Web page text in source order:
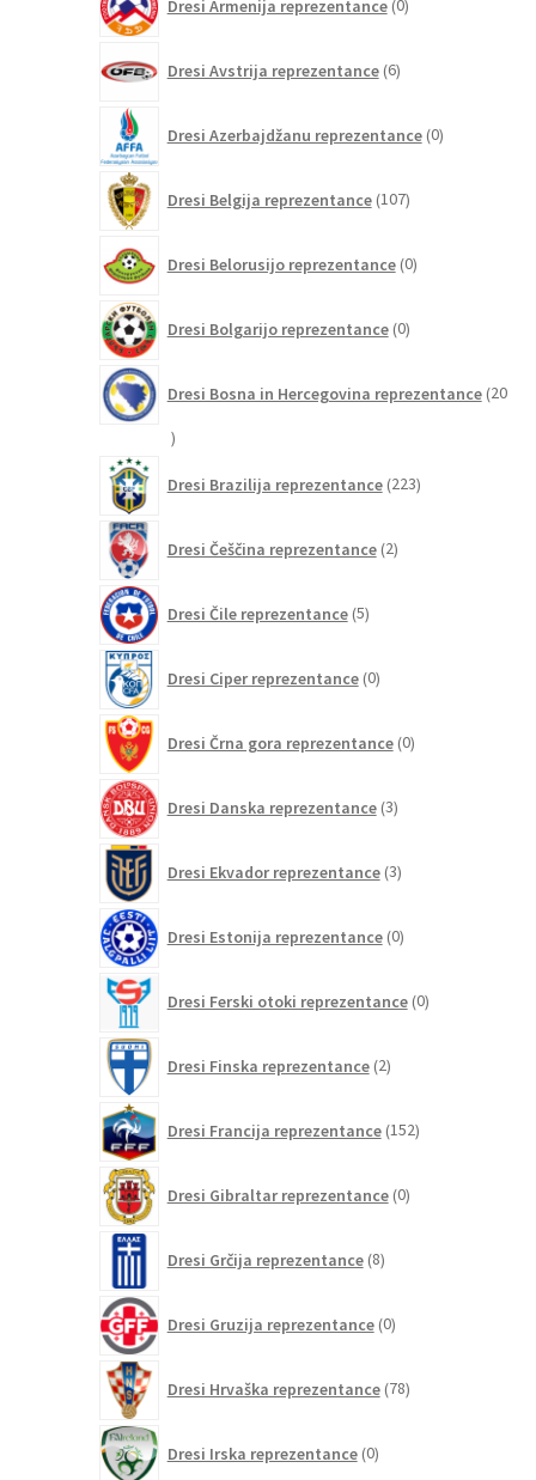
Dresi Armenija reprezentance 0izdelkov
Dresi Avstrija reprezentance 6izdelkov
Dresi Azerbajdžanu reprezentance 0izdelkov
Dresi Belgija reprezentance 107izdelkov
Dresi Belorusijo reprezentance 0izdelkov
Dresi Bolgarijo reprezentance 0izdelkov
Dresi Bosna in Hercegovina reprezentance 20
20
Dresi Brazilija reprezentance 223izdelkov
Dresi Češčina reprezentance 2izdelka
Dresi Čile reprezentance 5izdelkov
Dresi Ciper reprezentance 0izdelkov
Dresi Črna gora reprezentance 0izdelkov
Dresi Danska reprezentance 3izdelki
Dresi Ekvador reprezentance 3izdelki
Dresi Estonija reprezentance 0izdelkov
Dresi Ferski otoki reprezentance 0izdelkov
Dresi Finska reprezentance 2izdelka
Dresi Francija reprezentance 152izdelkov
Dresi Gibraltar reprezentance 0izdelkov
Dresi Grčija reprezentance 8izdelkov
Dresi Gruzija reprezentance 0izdelkov
Dresi Hrvaška reprezentance 78izdelkov
Dresi Irska reprezentance 0izdelkov